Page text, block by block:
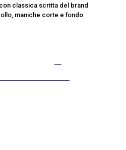
classica scritta del brand
maniche corte e fondo